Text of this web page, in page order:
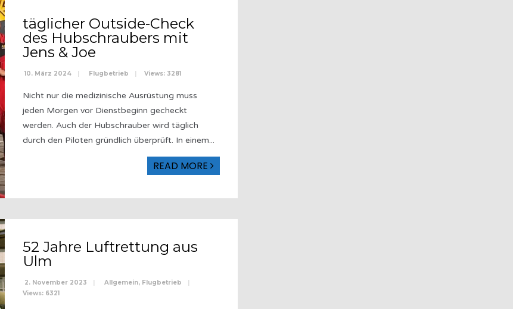
täglicher Outside-Check
des Hubschraubers mit
Jens & Joe
10. März 2024 | Flugbetrieb | Views: 3281
Nicht nur die medizinische Ausrüstung muss
jeden Morgen vor Dienstbeginn gecheckt
werden. Auch der Hubschrauber wird täglich
durch den Piloten gründlich überprüft. In einem...
READ MORE
52 Jahre Luftrettung aus
Ulm
2. November 2023 | Allgemein, Flugbetrieb
|
Views: 6321